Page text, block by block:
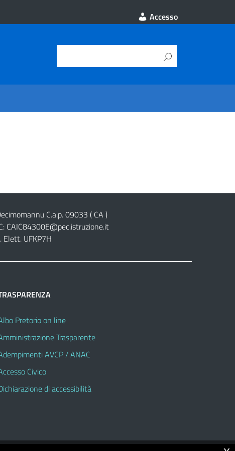
Accesso
C.a.p. 09033 ( CA )
CAIC84300E@pec.istruzione.it
UFKP7H
Pretorio on line
Trasparente
AVCP / ANAC
Civico
di accessibilità